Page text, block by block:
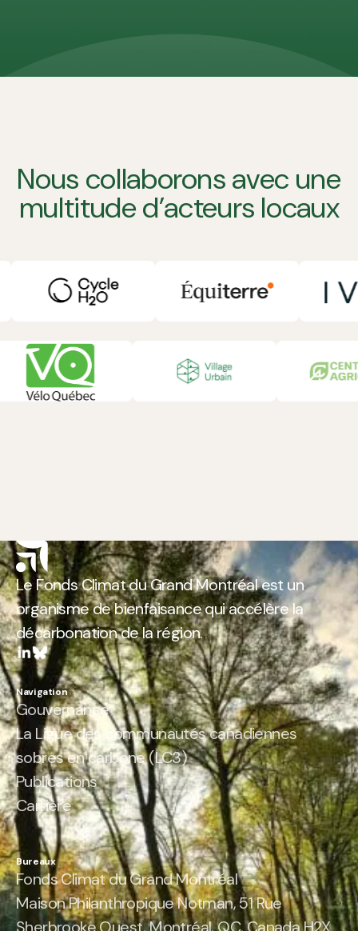
Nous collaborons avec une
multitude d’acteurs locaux
Le Fonds Climat du Grand Montréal est un
organisme de bienfaisance qui accélère la
décarbonation de la région.
Navigation
Gouvernance
La Ligue des communautés canadiennes
sobres en carbone (LC3)
Publications
Carrière
Bureaux
Fonds Climat du Grand Montréal
Maison Philanthropique Notman, 51 Rue